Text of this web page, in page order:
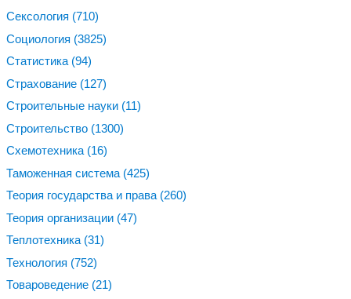
Сексология (710)
Социология (3825)
Статистика (94)
Страхование (127)
Строительные науки (11)
Строительство (1300)
Схемотехника (16)
Таможенная система (425)
Теория государства и права (260)
Теория организации (47)
Теплотехника (31)
Технология (752)
Товароведение (21)